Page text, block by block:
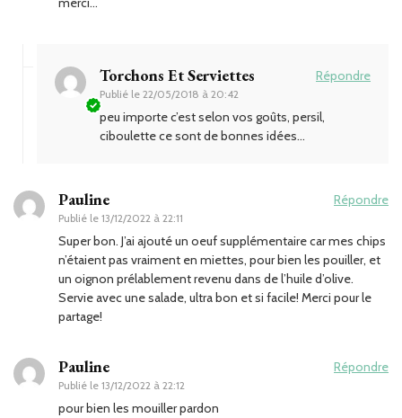
Torchons Et Serviettes
Publié le 22/05/2018 à 20:42
Répondre
peu importe c’est selon vos goûts, persil,
ciboulette ce sont de bonnes idées…
Pauline
Publié le 13/12/2022 à 22:11
Répondre
Super bon. J’ai ajouté un oeuf supplémentaire car mes chips
n’étaient pas vraiment en miettes, pour bien les pouiller, et
un oignon prélablement revenu dans de l’huile d’olive.
Servie avec une salade, ultra bon et si facile! Merci pour le
partage!
Pauline
Publié le 13/12/2022 à 22:12
Répondre
pour bien les mouiller pardon